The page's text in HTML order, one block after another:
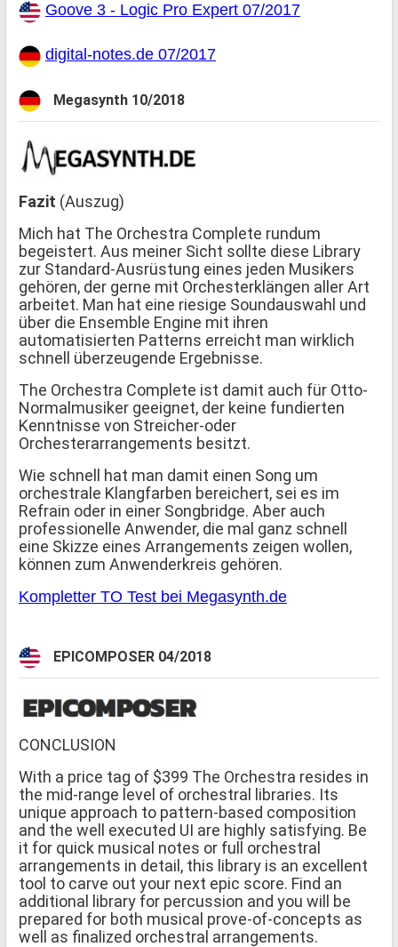
Goove 3 - Logic Pro Expert 07/2017
digital-notes.de 07/2017
Megasynth 10/2018
Fazit (Auszug)
Mich hat The Orchestra Complete rundum
begeistert. Aus meiner Sicht sollte diese Library
zur Standard-Ausrüstung eines jeden Musikers
gehören, der gerne mit Orchesterklängen aller Art
arbeitet. Man hat eine riesige Soundauswahl und
über die Ensemble Engine mit ihren
automatisierten Patterns erreicht man wirklich
schnell überzeugende Ergebnisse.
The Orchestra Complete ist damit auch für Otto-
Normalmusiker geeignet, der keine fundierten
Kenntnisse von Streicher-oder
Orchesterarrangements besitzt.
Wie schnell hat man damit einen Song um
orchestrale Klangfarben bereichert, sei es im
Refrain oder in einer Songbridge. Aber auch
professionelle Anwender, die mal ganz schnell
eine Skizze eines Arrangements zeigen wollen,
können zum Anwenderkreis gehören.
Kompletter TO Test bei Megasynth.de
EPICOMPOSER 04/2018
CONCLUSION
With a price tag of $399 The Orchestra resides in
the mid-range level of orchestral libraries. Its
unique approach to pattern-based composition
and the well executed UI are highly satisfying. Be
it for quick musical notes or full orchestral
arrangements in detail, this library is an excellent
tool to carve out your next epic score. Find an
additional library for percussion and you will be
prepared for both musical prove-of-concepts as
well as finalized orchestral arrangements.